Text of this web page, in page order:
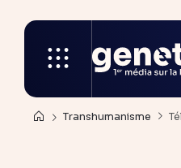
Transhumanisme